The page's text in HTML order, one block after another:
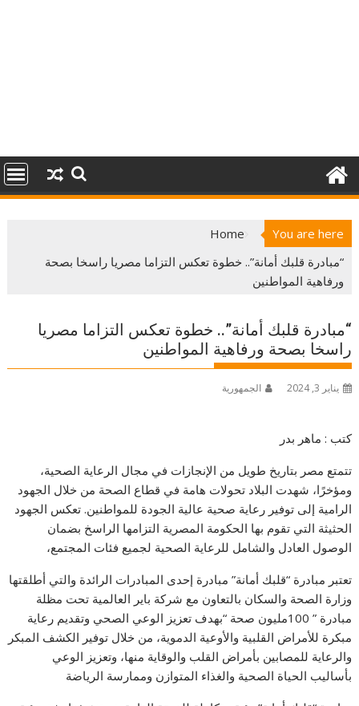
You are here
Home
“مبادرة قلبك أمانة”.. خطوة تعكس التزاما مصريا راسخا بصحة
ورفاهية المواطنين
“مبادرة قلبك أمانة”.. خطوة تعكس التزاما مصريا
راسخا بصحة ورفاهية المواطنين
يناير 3, 2024 الجمهورية
كتب : ماهر بدر
تتمتع مصر بتاريخ طويل من الإنجازات في مجال الرعاية الصحية،
ومؤخرًا، شهدت البلاد تحولات هامة في قطاع الصحة من خلال الجهود
الرامية إلى توفير رعاية صحية عالية الجودة للمواطنين. تعكس الجهود
الحثيثة التي تقوم بها الحكومة المصرية التزامها الراسخ بضمان
الوصول العادل والشامل للرعاية الصحية لجميع فئات المجتمع،
تعتبر مبادرة “قلبك أمانة” مبادرة إحدى المبادرات الرائدة والتي أطلقتها
وزارة الصحة والسكان بالتعاون مع شركة باير العالمية تحت مظلة
مبادرة ” 100مليون صحة “بهدف تعزيز الوعي الصحي وتقديم رعاية
مبكرة للأمراض القلبية والأوعية الدموية، من خلال توفير الكشف المبكر
والرعاية للمصابين بأمراض القلب والوقاية منها، وتعزيز الوعي
بأساليب الحياة الصحية والغذاء المتوازن وممارسة الرياضة